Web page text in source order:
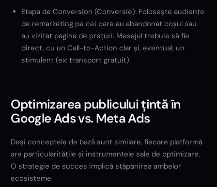
Etapa de Conversion (Conversie): Folosește audiențe
de remarketing pe cei care au abandonat coșul sau
au vizitat pagina de prețuri. Mesajul trebuie să fie
direct, cu un Call-to-Action clar și, eventual, un
stimulent (ex: transport gratuit).
Optimizarea publicului țintă în
Google Ads vs. Meta Ads
Deși conceptele de bază sunt similare, fiecare platformă
are particularitățile și instrumentele sale de optimizare.
O strategie de succes implică stăpânirea ambelor
ecosisteme.